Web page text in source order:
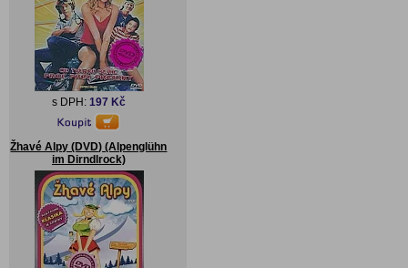
s DPH: 197 Kč
Žhavé Alpy (DVD) (Alpenglühn
im Dirndlrock)